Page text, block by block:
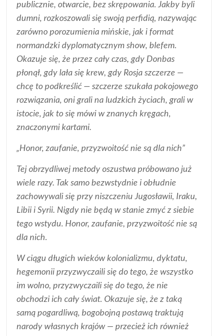
publicznie, otwarcie, bez skrępowania. Jakby byli
dumni, rozkoszowali się swoją perfidią, nazywając
zarówno porozumienia mińskie, jak i format
normandzki dyplomatycznym show, blefem.
Okazuje się, że przez cały czas, gdy Donbas
płonął, gdy lała się krew, gdy Rosja szczerze —
chcę to podkreślić — szczerze szukała pokojowego
rozwiązania, oni grali na ludzkich życiach, grali w
istocie, jak to się mówi w znanych kręgach,
znaczonymi kartami.
„Honor, zaufanie, przyzwoitość nie są dla nich”
Tej obrzydliwej metody oszustwa próbowano już
wiele razy. Tak samo bezwstydnie i obłudnie
zachowywali się przy niszczeniu Jugosławii, Iraku,
Libii i Syrii. Nigdy nie będą w stanie zmyć z siebie
tego wstydu. Honor, zaufanie, przyzwoitość nie są
dla nich.
W ciągu długich wieków kolonializmu, dyktatu,
hegemonii przyzwyczaili się do tego, że wszystko
im wolno, przyzwyczaili się do tego, że nie
obchodzi ich cały świat. Okazuje się, że z taką
samą pogardliwą, bogobojną postawą traktują
narody własnych krajów — przecież ich również